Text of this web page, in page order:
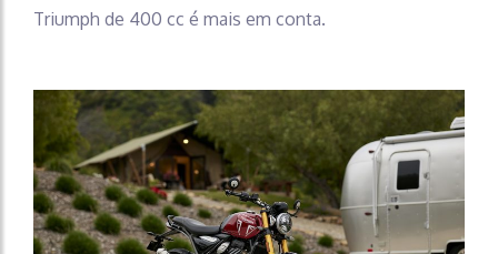
Triumph de 400 cc é mais em conta.